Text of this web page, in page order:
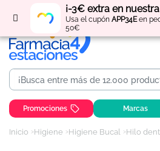
¡-3€ extra en
Usa el cupón APP34Een
50€
Regístratey obténpuntos
Promociones Marcas
Inicio Higiene Higiene Bucal Hilo